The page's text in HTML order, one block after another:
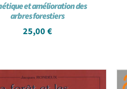
et amélioration des
arbres forestiers
25,00 €